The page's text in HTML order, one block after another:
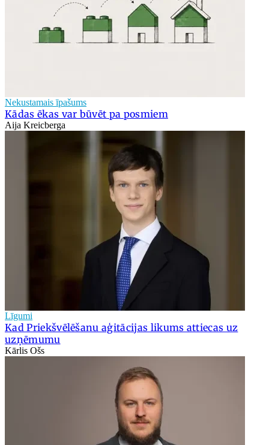
Nekustamais īpašums
Kādas ēkas var būvēt pa posmiem
Aija Kreicberga
Līgumi
Kad Priekšvēlēšanu aģitācijas likums attiecas uz
uzņēmumu
Kārlis Ošs